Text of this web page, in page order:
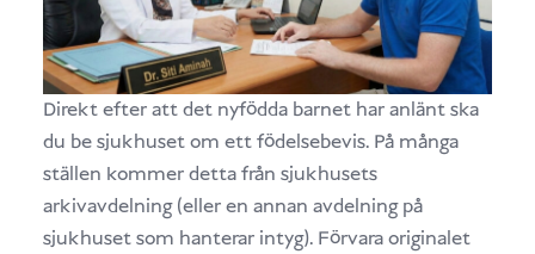
Direkt efter att det nyfödda barnet har anlänt ska
du be sjukhuset om ett födelsebevis. På många
ställen kommer detta från sjukhusets
arkivavdelning (eller en annan avdelning på
sjukhuset som hanterar intyg). Förvara originalet